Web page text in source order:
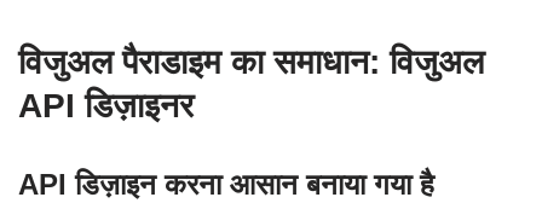
विजुअल पैराडाइम का समाधान: विजुअल
API डिज़ाइनर
API डिज़ाइन करना आसान बनाया गया है